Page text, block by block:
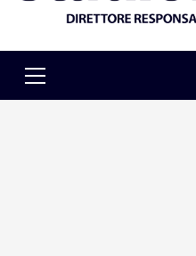
Menu